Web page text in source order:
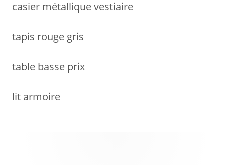
casier métallique vestiaire
tapis rouge gris
table basse prix
lit armoire